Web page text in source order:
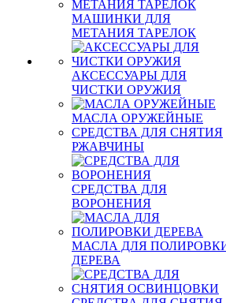
МАШИНКИ ДЛЯ
МЕТАНИЯ ТАРЕЛОК
АКСЕССУАРЫ ДЛЯ
ЧИСТКИ ОРУЖИЯ
МАСЛА ОРУЖЕЙНЫЕ
СРЕДСТВА ДЛЯ СНЯТИЯ
РЖАВЧИНЫ
СРЕДСТВА ДЛЯ
ВОРОНЕНИЯ
МАСЛА ДЛЯ
ДЕРЕВА